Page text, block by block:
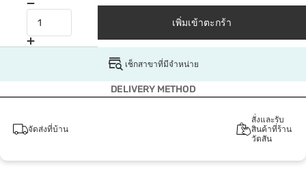
เพิ่มเข้าตะกร้า
เช็กสาขาที่มีจำหน่าย
DELIVERY METHOD
จัดส่งที่บ้าน
สั่งและรับ
สินค้าที่ร้าน
วัตสัน